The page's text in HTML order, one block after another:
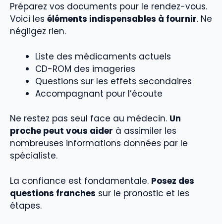
Préparez vos documents pour le rendez-vous.
Voici les éléments indispensables à fournir. Ne
négligez rien.
Liste des médicaments actuels
CD-ROM des imageries
Questions sur les effets secondaires
Accompagnant pour l’écoute
Ne restez pas seul face au médecin. Un
proche peut vous aider à assimiler les
nombreuses informations données par le
spécialiste.
La confiance est fondamentale. Posez des
questions franches sur le pronostic et les
étapes.